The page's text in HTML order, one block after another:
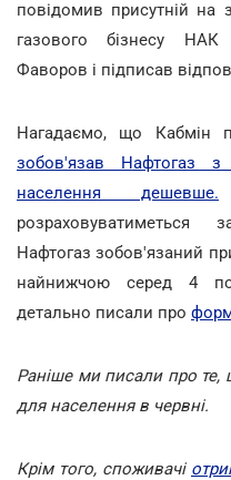
повідомив присутній на
газового бізнесу НАК
Фаворов і підписав
Нагадаємо, що Кабмін
зобов'язав Нафтогаз
населення дешевше.
Нафтогаз зобов'язаний
найнижчою серед 4
детально писали про
Раніше ми писали про те,
для населення в червні.
Крім того, споживачі